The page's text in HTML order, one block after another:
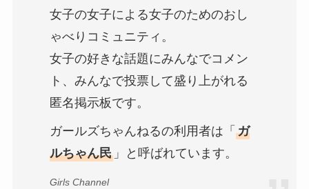
女子の女子による女子のためのおし
ゃべりコミュニティ。
女子の好きな話題にみんなでコメン
ト、みんなで投票して盛り上がれる
匿名掲示板です。
ガールズちゃんねるの利用者は「 ガ
ルちゃん民」と呼ばれています。
Girls Channel